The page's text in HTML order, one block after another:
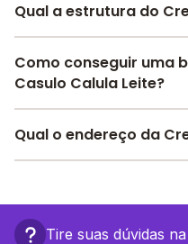
Qual a estrutura do
O Crei Casulo Calula
necessária para o
Sala de professores,
Internet, entre outras
Como conseguir uma
Casulo Calula Leite?
Pesquise bolsas
Qual o endereço da
lopes lordao, SNº -
Tire suas dúvidas na